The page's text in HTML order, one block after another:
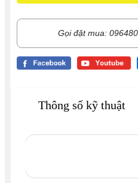
Gọi đặt mua:
Thông số kỹ thuật